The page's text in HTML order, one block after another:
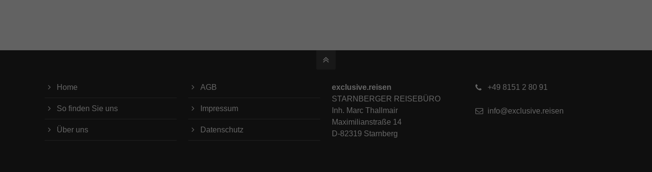
Home
So finden Sie uns
Über uns
AGB
Impressum
Datenschutz
exclusive.reisen
STARNBERGER REISEBÜRO
Inh. Marc Thallmair
Maximilianstraße 14
D-82319 Starnberg
+49 8151 2 80 91
info@exclusive.reisen